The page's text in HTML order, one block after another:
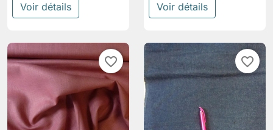
Voir détails Voir détails
favorite_border favorite_border